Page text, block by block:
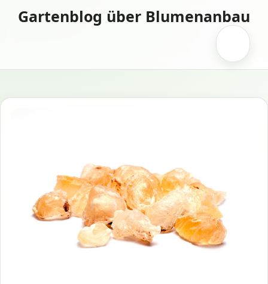
InhaltGartenblog über Blumenanbau